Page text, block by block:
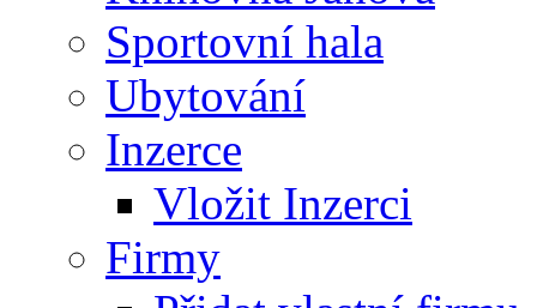
Sportovní hala
Ubytování
Inzerce
Vložit Inzerci
Firmy